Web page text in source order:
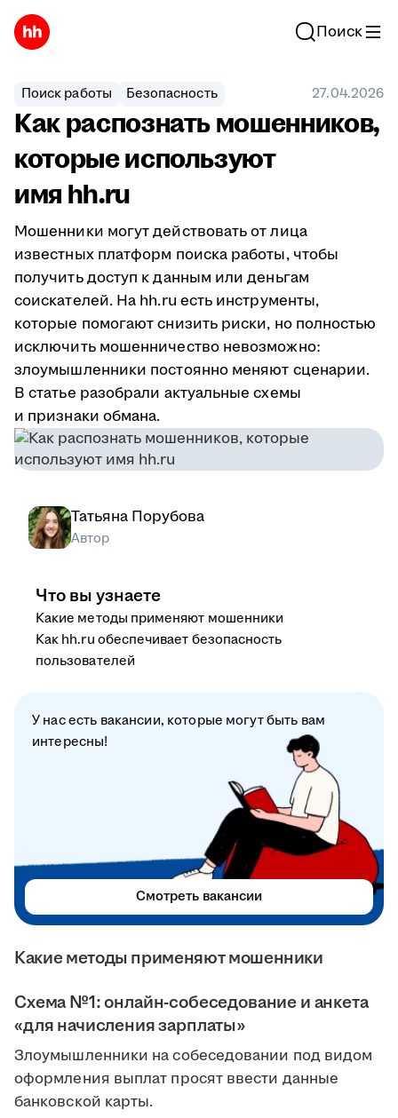
Поиск
Поиск работы Безопасность 27.04.2026
Как распознать мошенников,
которые используют
имя hh.ru
Мошенники могут действовать от лица
известных платформ поиска работы, чтобы
получить доступ к данным или деньгам
соискателей. На hh.ru есть инструменты,
которые помогают снизить риски, но полностью
исключить мошенничество невозможно:
злоумышленники постоянно меняют сценарии.
В статье разобрали актуальные схемы
и признаки обмана.
Какие методы применяют мошенники
Схема №1: онлайн-собеседование и анкета
«для начисления зарплаты»
Злоумышленники на собеседовании под видом
оформления выплат просят ввести данные
банковской карты.
Татьяна Порубова
Автор
Что вы узнаете
Какие методы применяют мошенники
Как hh.ru обеспечивает безопасность
пользователей
У нас есть вакансии, которые могут быть вам
интересны!
Смотреть вакансии